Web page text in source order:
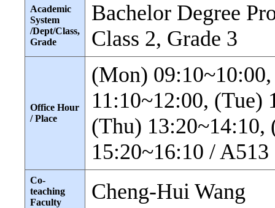
Academic
System
/Dept/Class,
Grade
Bachelor Degree
Class 2, Grade 3
Office Hour
/ Place
(Mon)
11:10~12:00, (Tue)
(Thu) 13:20~14:10,
15:20~16:10 / A513
Co-
teaching
Faculty
Cheng-Hui Wang